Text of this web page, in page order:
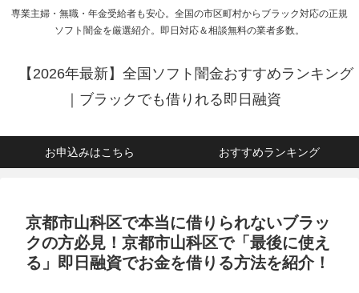
専業主婦・無職・年金受給者も安心。全国の市区町村からブラック対応の正規
ソフト闇金を厳選紹介。即日対応＆相談無料の業者多数。
【2026年最新】全国ソフト闇金おすすめランキング
｜ブラックでも借りれる即日融資
お申込みはこちら おすすめランキング
京都市山科区で本当に借りられないブラッ
クの方必見！京都市山科区で「最後に使え
る」即日融資でお金を借りる方法を紹介！